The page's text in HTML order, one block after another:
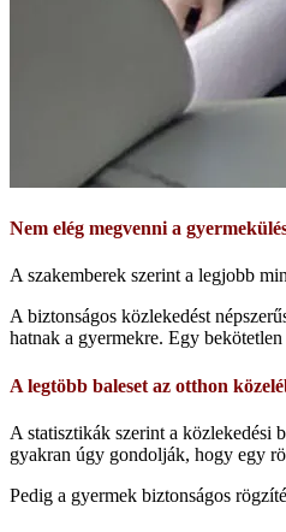
Nem elég megvenni a
A szakemberek szerint a legjobb
A biztonságos közlekedést
hatnak a gyermekre. Egy
A legtöbb baleset az otthon
A statisztikák szerint a közlekedési
gyakran úgy gondolják, hogy egy
Pedig a gyermek biztonságos